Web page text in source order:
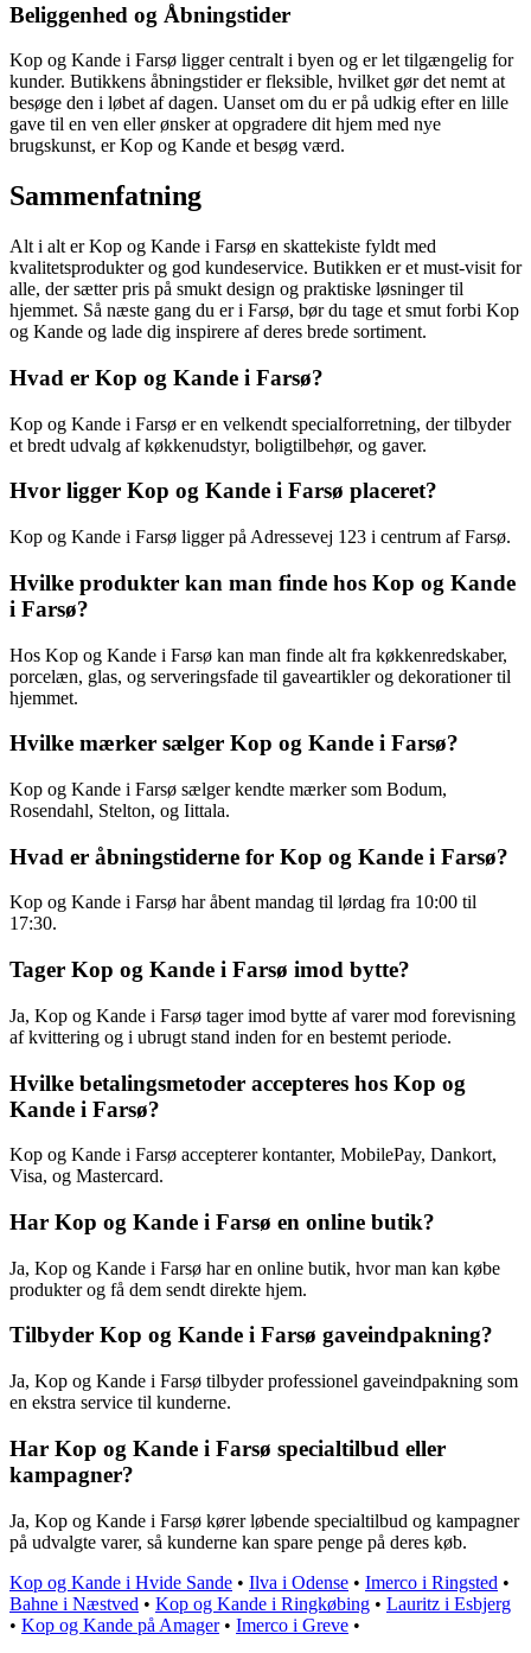
Beliggenhed og Åbningstider
Kop og Kande i Farsø ligger centralt i byen og er let tilgængelig for
kunder. Butikkens åbningstider er fleksible, hvilket gør det nemt at
besøge den i løbet af dagen. Uanset om du er på udkig efter en lille
gave til en ven eller ønsker at opgradere dit hjem med nye
brugskunst, er Kop og Kande et besøg værd.
Sammenfatning
Alt i alt er Kop og Kande i Farsø en skattekiste fyldt med
kvalitetsprodukter og god kundeservice. Butikken er et must-visit for
alle, der sætter pris på smukt design og praktiske løsninger til
hjemmet. Så næste gang du er i Farsø, bør du tage et smut forbi Kop
og Kande og lade dig inspirere af deres brede sortiment.
Hvad er Kop og Kande i Farsø?
Kop og Kande i Farsø er en velkendt specialforretning, der tilbyder
et bredt udvalg af køkkenudstyr, boligtilbehør, og gaver.
Hvor ligger Kop og Kande i Farsø placeret?
Kop og Kande i Farsø ligger på Adressevej 123 i centrum af Farsø.
Hvilke produkter kan man finde hos Kop og Kande
i Farsø?
Hos Kop og Kande i Farsø kan man finde alt fra køkkenredskaber,
porcelæn, glas, og serveringsfade til gaveartikler og dekorationer til
hjemmet.
Hvilke mærker sælger Kop og Kande i Farsø?
Kop og Kande i Farsø sælger kendte mærker som Bodum,
Rosendahl, Stelton, og Iittala.
Hvad er åbningstiderne for Kop og Kande i Farsø?
Kop og Kande i Farsø har åbent mandag til lørdag fra 10:00 til
17:30.
Tager Kop og Kande i Farsø imod bytte?
Ja, Kop og Kande i Farsø tager imod bytte af varer mod forevisning
af kvittering og i ubrugt stand inden for en bestemt periode.
Hvilke betalingsmetoder accepteres hos Kop og
Kande i Farsø?
Kop og Kande i Farsø accepterer kontanter, MobilePay, Dankort,
Visa, og Mastercard.
Har Kop og Kande i Farsø en online butik?
Ja, Kop og Kande i Farsø har en online butik, hvor man kan købe
produkter og få dem sendt direkte hjem.
Tilbyder Kop og Kande i Farsø gaveindpakning?
Ja, Kop og Kande i Farsø tilbyder professionel gaveindpakning som
en ekstra service til kunderne.
Har Kop og Kande i Farsø specialtilbud eller
kampagner?
Ja, Kop og Kande i Farsø kører løbende specialtilbud og kampagner
på udvalgte varer, så kunderne kan spare penge på deres køb.
Kop og Kande i Hvide Sande • Ilva i Odense • Imerco i Ringsted •
Bahne i Næstved • Kop og Kande i Ringkøbing • Lauritz i Esbjerg
• Kop og Kande på Amager• Imerco i Greve •